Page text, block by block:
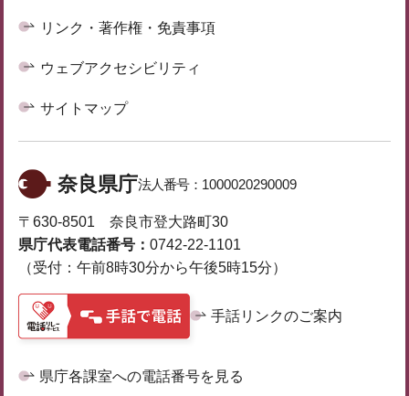
リンク・著作権・免責事項
ウェブアクセシビリティ
サイトマップ
奈良県庁法人番号： 1000020290009
〒630-8501 奈良市登大路町30
県庁代表電話番号： 0742-22-1101
（受付：午前8時30分から午後5時15分）
手話リンクのご案内
県庁各課室への電話番号を見る